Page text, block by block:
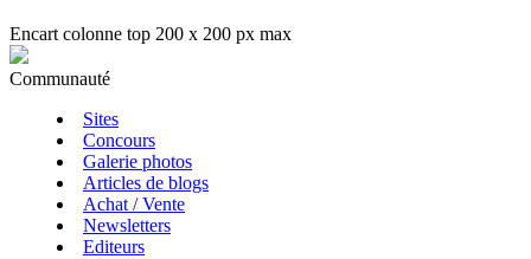
Encart colonne top 200 x 200 px max
Communauté
Sites
Concours
Galerie photos
Articles de blogs
Achat / Vente
Newsletters
Editeurs